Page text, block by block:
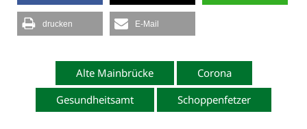
drucken E-Mail
Alte Mainbrücke
Corona
Gesundheitsamt
Schoppenfetzer